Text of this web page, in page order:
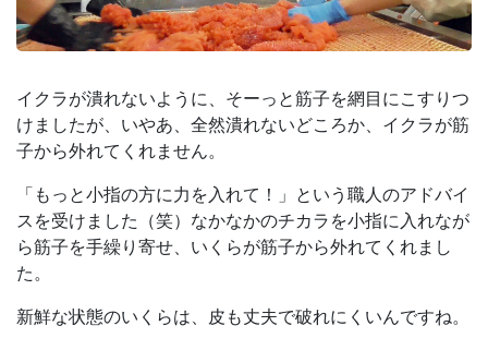
イクラが潰れないように、そーっと筋子を網目にこすりつ
けましたが、いやあ、全然潰れないどころか、イクラが筋
子から外れてくれません。
「もっと小指の方に力を入れて！」という職人のアドバイ
スを受けました（笑）なかなかのチカラを小指に入れなが
ら筋子を手繰り寄せ、いくらが筋子から外れてくれまし
た。
新鮮な状態のいくらは、皮も丈夫で破れにくいんですね。